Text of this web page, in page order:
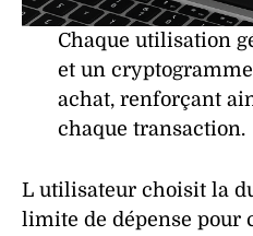
Chaque utilisation
et un cryptogramme
achat, renforçant
chaque transaction.
L utilisateur choisit la
limite de dépense pour